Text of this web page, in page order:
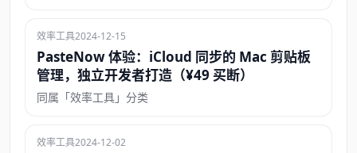
效率工具2024-12-15
PasteNow 体验：iCloud 同步的 Mac 剪贴板
管理，独立开发者打造（¥49 买断）
同属「效率工具」分类
效率工具2024-12-02